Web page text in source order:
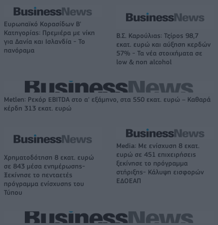
Ευρωπαϊκό Κορασίδων Β'
Κατηγορίας: Πρεμιέρα με νίκη
για Δανία και Ισλανδία - Το
πανόραμα
Β.Σ. Καρούλιας: Τζίρος 98,7
εκατ. ευρώ και αύξηση κερδών
57% - Τα νέα στοιχήματα σε
low & non alcohol
Metlen: Ρεκόρ EBITDA στο α' εξάμηνο, στα 550 εκατ. ευρώ – Καθαρά
κέρδη 313 εκατ. ευρώ
Χρηματοδότηση 8 εκατ. ευρώ
σε 843 μέσα ενημέρωσης-
Ξεκίνησε το πενταετές
πρόγραμμα ενίσχυσης του
Τύπου
Media: Με ενίσχυση 8 εκατ.
ευρώ σε 451 επιχειρήσεις
ξεκίνησε το πρόγραμμα
στήριξης- Κάλυψη εισφορών
ΕΔΟΕΑΠ